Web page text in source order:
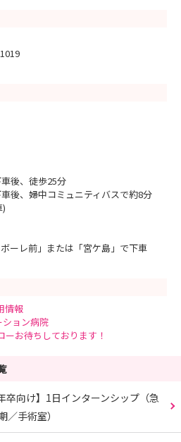
後、徒歩25分
後、婦中コミュニティバスで約8分
ーレ前」または「宮ケ島」で下車
情報
ション病院
お待ちしております！
卒向け】1日インターンシップ（急
手術室）